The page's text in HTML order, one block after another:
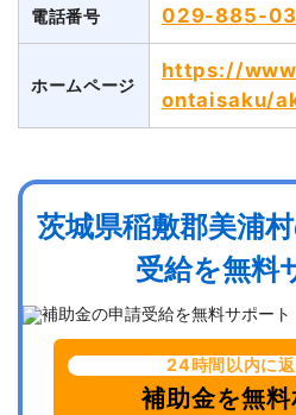
電話番号 029-885-
ホームページ
https://
ontaisaku/
茨城県稲敷郡美浦
受給を無料
24時間以内に
補助金を無